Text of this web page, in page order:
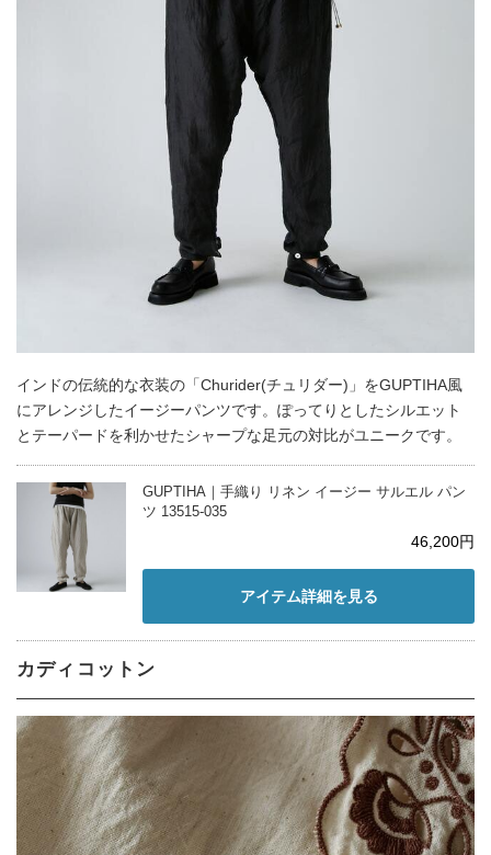
インドの伝統的な衣装の「Churider(チュリダー)」をGUPTIHA風
にアレンジしたイージーパンツです。ぽってりとしたシルエット
とテーパードを利かせたシャープな足元の対比がユニークです。
GUPTIHA｜手織り リネン イージー サルエル パン
ツ 13515-035
46,200円
アイテム詳細を見る
カディコットン